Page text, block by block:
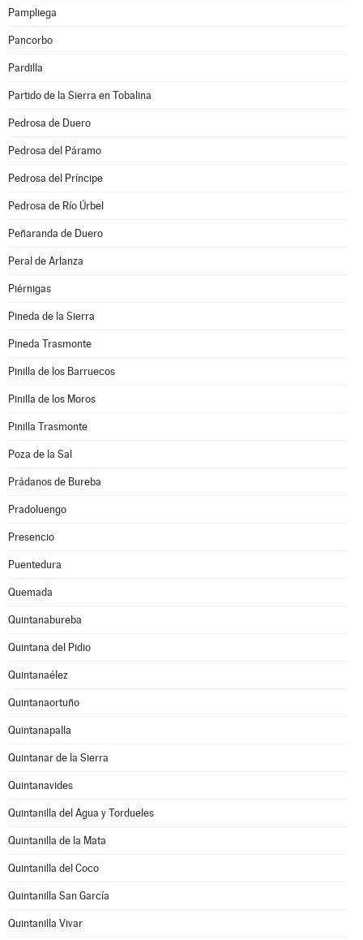
Pampliega
Pancorbo
Pardilla
Partido de la Sierra en Tobalina
Pedrosa de Duero
Pedrosa del Páramo
Pedrosa del Príncipe
Pedrosa de Río Úrbel
Peñaranda de Duero
Peral de Arlanza
Piérnigas
Pineda de la Sierra
Pineda Trasmonte
Pinilla de los Barruecos
Pinilla de los Moros
Pinilla Trasmonte
Poza de la Sal
Prádanos de Bureba
Pradoluengo
Presencio
Puentedura
Quemada
Quintanabureba
Quintana del Pidio
Quintanaélez
Quintanaortuño
Quintanapalla
Quintanar de la Sierra
Quintanavides
Quintanilla del Agua y Tordueles
Quintanilla de la Mata
Quintanilla del Coco
Quintanilla San García
Quintanilla Vivar